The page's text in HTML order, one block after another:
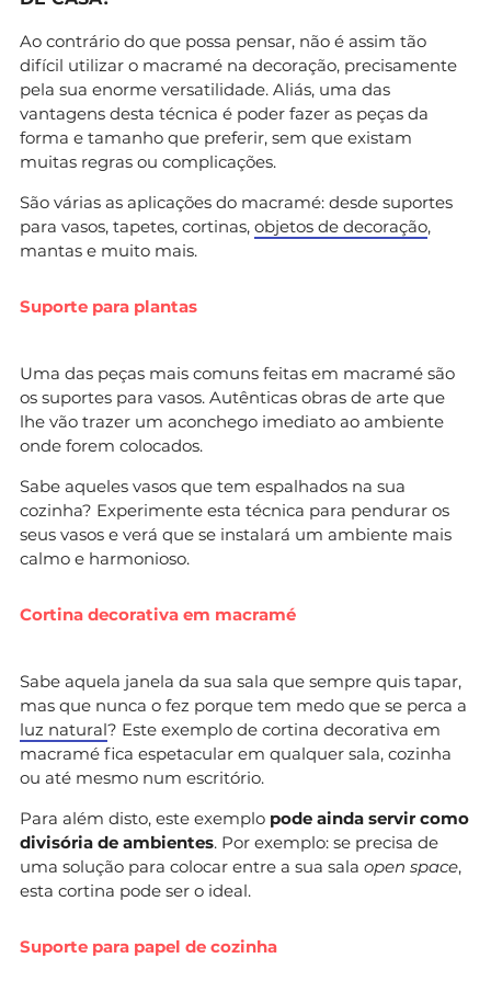
Ao contrário do que possa pensar, não é assim tão
difícil utilizar o macramé na decoração, precisamente
pela sua enorme versatilidade. Aliás, uma das
vantagens desta técnica é poder fazer as peças da
forma e tamanho que preferir, sem que existam
muitas regras ou complicações.
São várias as aplicações do macramé: desde suportes
para vasos, tapetes, cortinas, objetos de decoração,
mantas e muito mais.
Suporte para plantas
Uma das peças mais comuns feitas em macramé são
os suportes para vasos. Autênticas obras de arte que
lhe vão trazer um aconchego imediato ao ambiente
onde forem colocados.
Sabe aqueles vasos que tem espalhados na sua
cozinha? Experimente esta técnica para pendurar os
seus vasos e verá que se instalará um ambiente mais
calmo e harmonioso.
Cortina decorativa em macramé
Sabe aquela janela da sua sala que sempre quis tapar,
mas que nunca o fez porque tem medo que se perca a
luz natural? Este exemplo de cortina decorativa em
macramé fica espetacular em qualquer sala, cozinha
ou até mesmo num escritório.
Para além disto, este exemplo pode ainda servir como
divisória de ambientes. Por exemplo: se precisa de
uma solução para colocar entre a sua sala open space,
esta cortina pode ser o ideal.
Suporte para papel de cozinha